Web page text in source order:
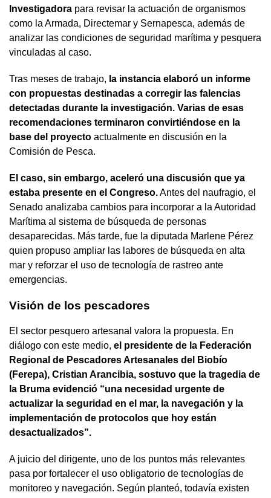
Investigadora para revisar la actuación de organismos
como la Armada, Directemar y Sernapesca, además de
analizar las condiciones de seguridad marítima y pesquera
vinculadas al caso.
Tras meses de trabajo, la instancia elaboró un informe
con propuestas destinadas a corregir las falencias
detectadas durante la investigación. Varias de esas
recomendaciones terminaron convirtiéndose en la
base del proyecto actualmente en discusión en la
Comisión de Pesca.
El caso, sin embargo, aceleró una discusión que ya
estaba presente en el Congreso.Antes del naufragio, el
Senado analizaba cambios para incorporar a la Autoridad
Marítima al sistema de búsqueda de personas
desaparecidas. Más tarde, fue la diputada Marlene Pérez
quien propuso ampliar las labores de búsqueda en alta
mar y reforzar el uso de tecnología de rastreo ante
emergencias.
Visión de los pescadores
El sector pesquero artesanal valora la propuesta. En
diálogo con este medio, el presidente de la Federación
Regional de Pescadores Artesanales del Biobío
(Ferepa), Cristian Arancibia, sostuvo que la tragedia de
la Bruma evidenció “una necesidad urgente de
actualizar la seguridad en el mar, la navegación y la
implementación de protocolos que hoy están
desactualizados”.
A juicio del dirigente, uno de los puntos más relevantes
pasa por fortalecer el uso obligatorio de tecnologías de
monitoreo y navegación. Según planteó, todavía existen